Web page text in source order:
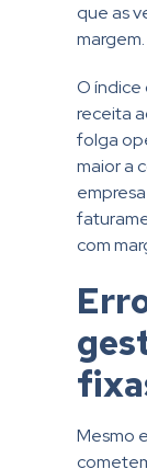
que as
margem.
O índice
receita
folga
maior a
com
Mesmo